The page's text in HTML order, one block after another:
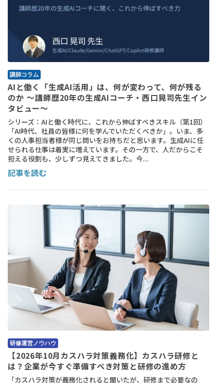
講師コラム
AIと働く「生成AI活用」は、何が変わって、何が残る
のか ～講師歴20年の生成AIコーチ・西口晃司先生イン
タビュー～
シリーズ：AIと働く時代に、これから伸ばすべきスキル（第1回）
「AI時代、社員の皆様に何を学んでいただくべきか」。いま、多
くの人事担当者様が同じ問いをお持ちだと思います。生成AIに任
せられる仕事は着実に増えています。その一方で、人だからこそ
担える役割も、少しずつ見えてきました。今...
記事を読む
研修運営ノウハウ
【2026年10月カスハラ対策義務化】カスハラ研修と
は？企業が今すぐ準備すべき対策と研修の進め方
「カスハラ対策が義務化されると聞いたが、研修まで必要なの